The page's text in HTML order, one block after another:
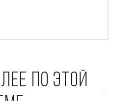
по этой